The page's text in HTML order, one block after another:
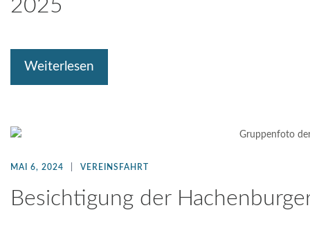
2025
Weiterlesen
MAI 6, 2024 VEREINSFAHRT
Besichtigung der